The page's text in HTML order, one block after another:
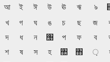
আ ই ঈ উ ঊ ঋ ঌ
খ গ ঘ ঙ চ ছ জ
দ ধ ন ঩ প ফ ব
শ ষ স হ ঺ ঻ ়